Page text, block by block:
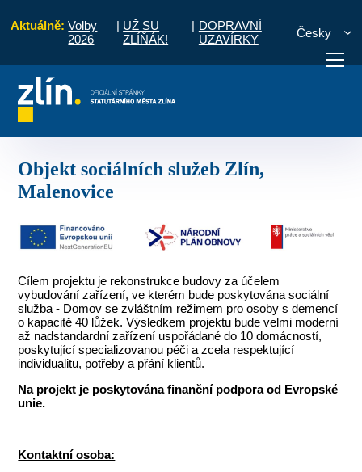
Aktuálně: Volby
2026
| UŽ SU
ZLÍŇÁK!
| DOPRAVNÍ
UZAVÍRKY
Česky
vyřídit Potřebuji zaplatit
Objekt sociálních služeb Zlín,
Malenovice
Cílem projektu je rekonstrukce budovy za účelem
vybudování zařízení, ve kterém bude poskytována sociální
služba - Domov se zvláštním režimem pro osoby s demencí
o kapacitě 40 lůžek. Výsledkem projektu bude velmi moderní
až nadstandardní zařízení uspořádané do 10 domácností,
poskytující specializovanou péči a zcela respektující
individualitu, potřeby a přání klientů.
Na projekt je poskytována finanční podpora od Evropské
unie.
Kontaktní osoba: